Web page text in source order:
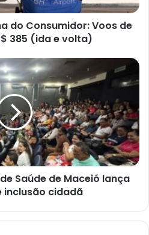
do Consumidor: Voos de
385 (ida e volta)
Saúde de Maceió lança
inclusão cidadã